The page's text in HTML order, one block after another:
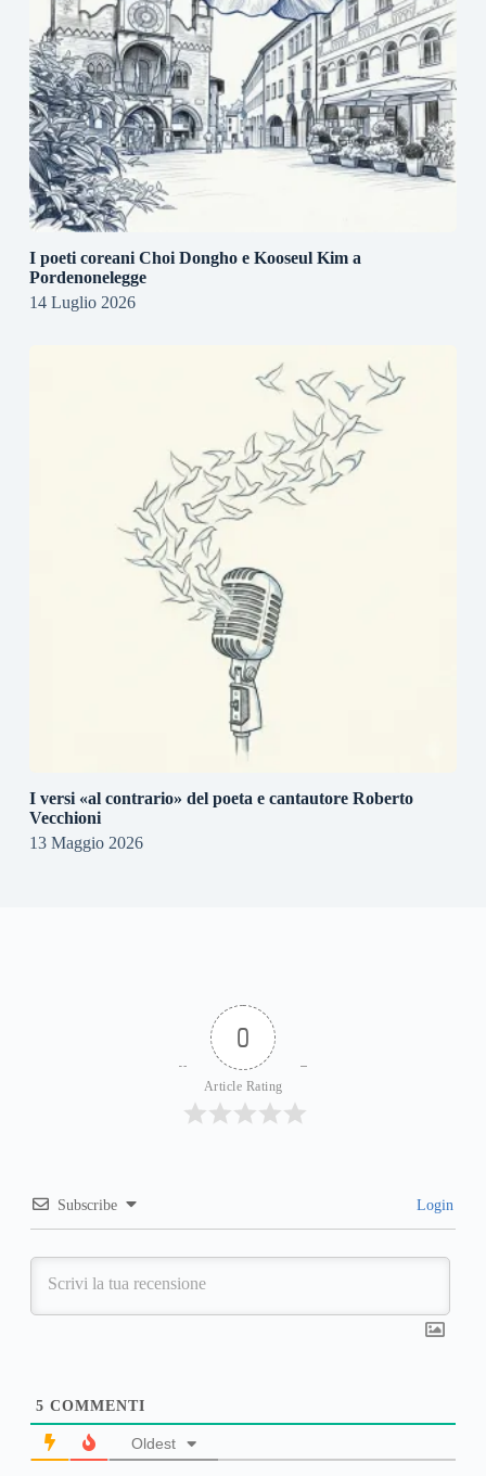
I poeti coreani Choi Dongho e Kooseul Kim a
Pordenonelegge
14 Luglio 2026
I versi «al contrario» del poeta e cantautore Roberto
Vecchioni
13 Maggio 2026
0
Article Rating
Subscribe Login
5 COMMENTI
Oldest